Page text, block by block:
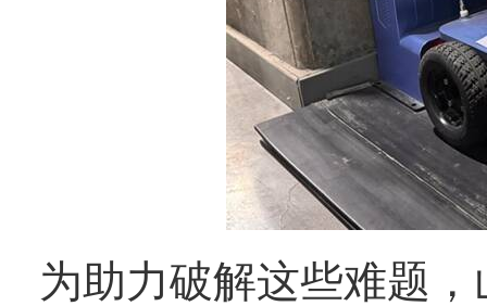
为助力破解这些难题